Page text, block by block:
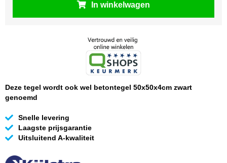
In winkelwagen
Deze tegel wordt ook wel betontegel 50x50x4cm zwart
genoemd
Snelle levering
Laagste prijsgarantie
Uitsluitend A-kwaliteit